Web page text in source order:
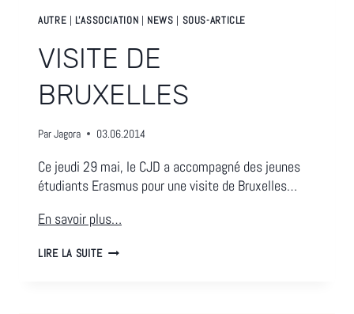
AUTRE L'ASSOCIATION NEWS SOUS-ARTICLE
VISITE DE
BRUXELLES
ParJagora 03.06.2014
Ce jeudi 29 mai, le CJD a accompagné des jeunes
étudiants Erasmus pour une visite de Bruxelles…
En savoir plus…
LIRE LA SUITEVISITE